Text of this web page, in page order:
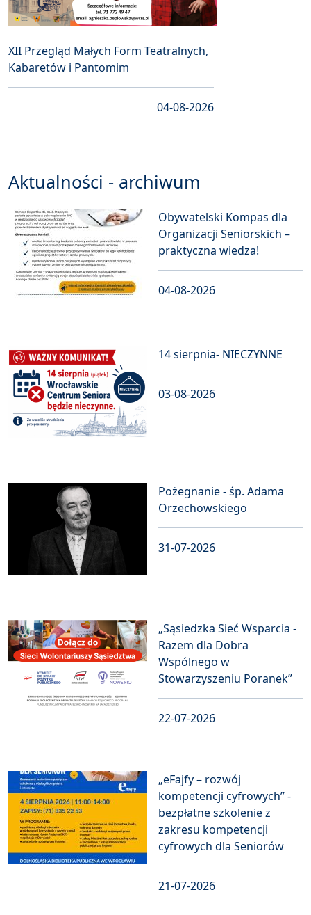
XII Przegląd Małych Form Teatralnych,
Kabaretów i Pantomim
04-08-2026
Aktualności - archiwum
Obywatelski Kompas dla
Organizacji Seniorskich –
praktyczna wiedza!
04-08-2026
14 sierpnia- NIECZYNNE
03-08-2026
Pożegnanie - śp. Adama
Orzechowskiego
31-07-2026
„Sąsiedzka Sieć Wsparcia -
Razem dla Dobra
Wspólnego w
Stowarzyszeniu Poranek”
22-07-2026
„eFajfy – rozwój
kompetencji cyfrowych” -
bezpłatne szkolenie z
zakresu kompetencji
cyfrowych dla Seniorów
21-07-2026